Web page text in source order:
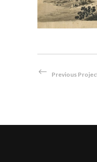
Previous